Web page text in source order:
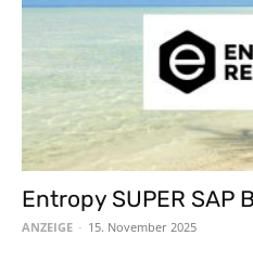
Entropy SUPER SAP
ANZEIGE - 15. November 2025